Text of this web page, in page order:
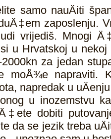
samo nauÄiti
zaposlenju.
vrijediš. Mnogi
si u Hrvatskoj u
2000kn za jedan
moÅ¾e napraviti.
napredak u
u inozemstvu
dobiti
da se jezik treba